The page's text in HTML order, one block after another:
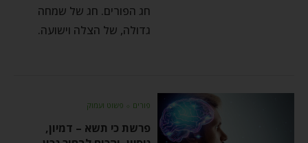
חג הפורים. חג של שמחה
גדולה, של הצלה וישועה.
פורים ⬦ פשוט ועמוק
פרשת כי תשא – דמיון,